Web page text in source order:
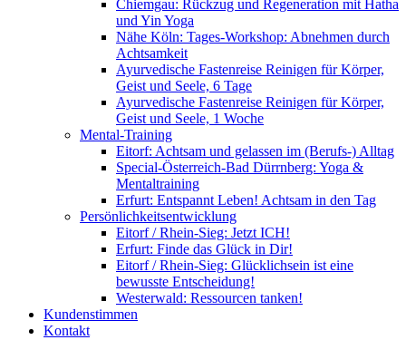
Chiemgau: Rückzug und Regeneration mit Hatha
und Yin Yoga
Nähe Köln: Tages-Workshop: Abnehmen durch
Achtsamkeit
Ayurvedische Fastenreise Reinigen für Körper,
Geist und Seele, 6 Tage
Ayurvedische Fastenreise Reinigen für Körper,
Geist und Seele, 1 Woche
Mental-Training
Eitorf: Achtsam und gelassen im (Berufs-) Alltag
Special-Österreich-Bad Dürrnberg: Yoga &
Mentaltraining
Erfurt: Entspannt Leben! Achtsam in den Tag
Persönlichkeitsentwicklung
Eitorf / Rhein-Sieg: Jetzt ICH!
Erfurt: Finde das Glück in Dir!
Eitorf / Rhein-Sieg: Glücklichsein ist eine
bewusste Entscheidung!
Westerwald: Ressourcen tanken!
Kundenstimmen
Kontakt